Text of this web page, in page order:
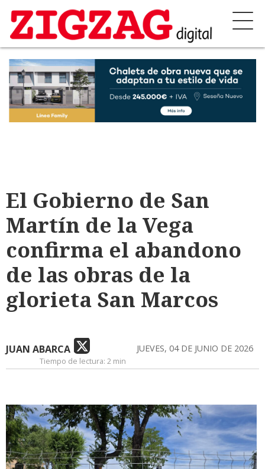
El Gobierno de San
Martín de la Vega
confirma el abandono
de las obras de la
glorieta San Marcos
JUAN ABARCA JUEVES, 04 DE JUNIO DE 2026
Tiempo de lectura: 2 min